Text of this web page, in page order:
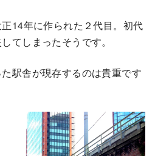
14年に作られた２代目。初代
てしまったそうです。
駅舎が現存するのは貴重です